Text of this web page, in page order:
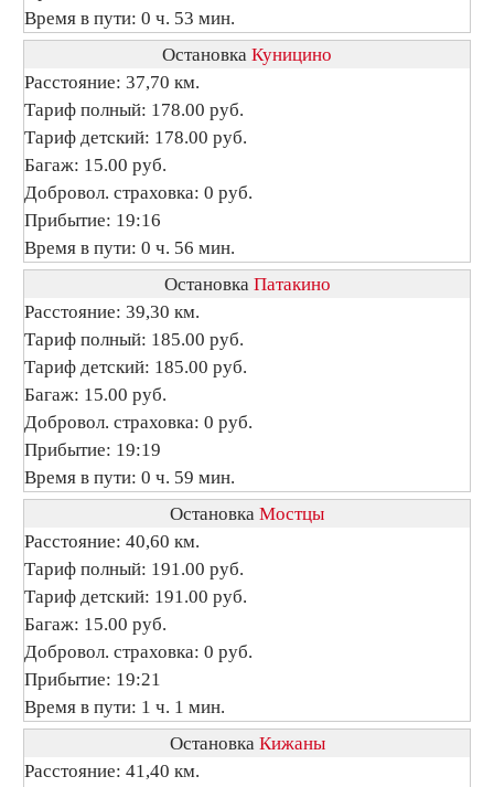
Время в пути: 0 ч. 53 мин.
Остановка Куницино
Расстояние: 37,70 км.
Тариф полный: 178.00 руб.
Тариф детский: 178.00 руб.
Багаж: 15.00 руб.
Добровол. страховка: 0 руб.
Прибытие: 19:16
Время в пути: 0 ч. 56 мин.
Остановка Патакино
Расстояние: 39,30 км.
Тариф полный: 185.00 руб.
Тариф детский: 185.00 руб.
Багаж: 15.00 руб.
Добровол. страховка: 0 руб.
Прибытие: 19:19
Время в пути: 0 ч. 59 мин.
Остановка Мостцы
Расстояние: 40,60 км.
Тариф полный: 191.00 руб.
Тариф детский: 191.00 руб.
Багаж: 15.00 руб.
Добровол. страховка: 0 руб.
Прибытие: 19:21
Время в пути: 1 ч. 1 мин.
Остановка Кижаны
Расстояние: 41,40 км.